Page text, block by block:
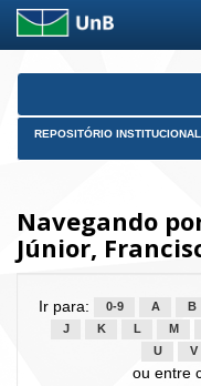
Skip
REPOSITÓRIO
Navegando
Júnior,
Ir para: 0-9 A B
J
K L M
U
V
ou entre